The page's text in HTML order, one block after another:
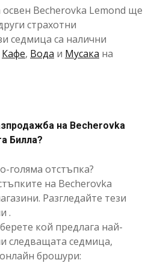
Becherovka Lemond ще
страхотни
седмица са налични
Кафе, Вода и Мусака на
на Becherovka
Билла?
голяма отстъпка?
на Becherovka
Разгледайте тези
.
кой предлага най-
следващата седмица,
брошури: